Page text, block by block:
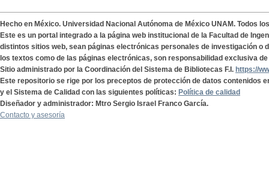
Hecho en México. Universidad Nacional Autónoma de México UNAM. Todos
Este es un portal integrado a la página web institucional de la Facultad de
distintos sitios web, sean páginas electrónicas personales de investigación o
los textos como de las páginas electrónicas, son responsabilidad exclusiva
Sitio administrado por la Coordinación del Sistema de Bibliotecas F.I. https://
Este repositorio se rige por los preceptos de protección de datos contenidos
y el Sistema de Calidad con las siguientes políticas: Política de calidad
Diseñador y administrador: Mtro Sergio Israel Franco García.
Contacto y asesoría